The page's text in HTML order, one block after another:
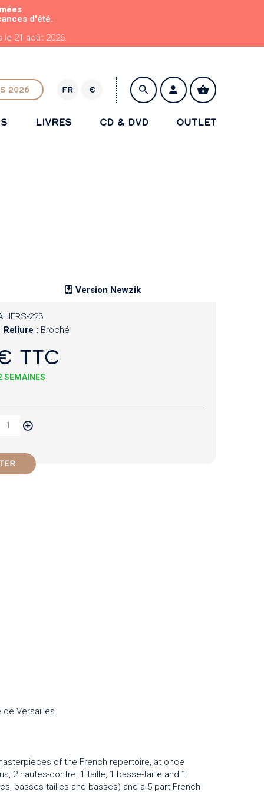
d'été.
21 août 2026.
2026 FR
R
€
LIVRES CD & DVD OUTLET
Version Newzik
223
Reliure : Broché
TTC
SEMAINES
de Versailles
of the French repertoire, at once
2 hautes-contre, 1 taille, 1 basse-taille and 1
basses-tailles and basses) and a 5-part French